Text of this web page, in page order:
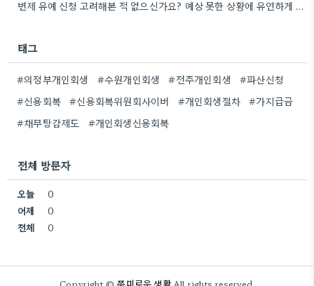
변제 유예 신청 고려해본 적 없으신가요? 예상 못한 상황에 유연하게 대처하는 방법이 될 수 있을…
태그
#의정부개인회생 #수원개인회생 #전주개인회생
#파산신청
#신용회복
#신용회복위원회사이버 #개인회생절차
#가지급금
#채무탕감제도
#개인회생신용회복
전체 방문자
오늘
0
어제
0
전체
0
Copyright © All rights reserved.